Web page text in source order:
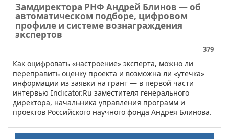
Замдиректора РНФ Андрей Блинов — об
автоматическом подборе, цифровом
профиле и системе вознаграждения
экспертов
379
Как оцифровать «настроение» эксперта, можно ли
переправить оценку проекта и возможна ли «утечка»
информации из заявки на грант — в первой части
интервью Indicator.Ru заместителя генерального
директора, начальника управления программ и
проектов Российского научного фонда Андрея Блинова.